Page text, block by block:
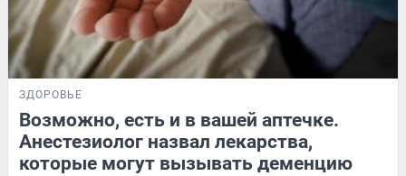
ЗДОРОВЬЕ
Возможно, есть и в вашей аптечке.
Анестезиолог назвал лекарства,
которые могут вызывать деменцию